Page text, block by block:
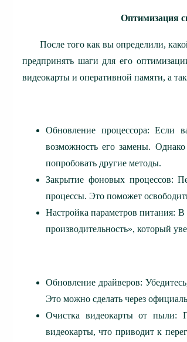
Оптимизация
После того как вы определили,
предпринять шаги для его
видеокарты и оперативной памяти, а
Обновление процессора: Если
возможность его замены.
попробовать другие методы.
Закрытие фоновых процессов:
процессы. Это поможет
Настройка параметров питания:
производительность», который
Обновление драйверов:
Это можно сделать через
Очистка видеокарты от пыли:
видеокарты, что приводит к